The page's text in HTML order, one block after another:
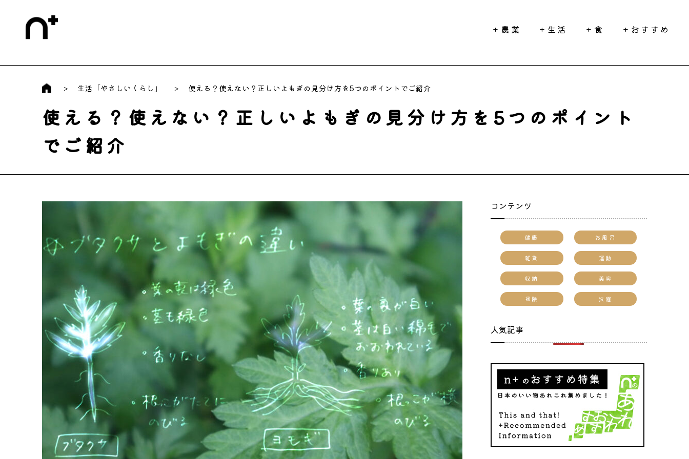
農業 生活 食 おすすめ
生活「やさしいくらし」 使える？使えない？正しいよもぎの見分け方を5つのポイントでご紹介
使える？使えない？正しいよもぎの見分け方を5つのポイント
でご紹介
コンテンツ
健康 お風呂
雑貨 運動
収納 美容
掃除 洗濯
人気記事